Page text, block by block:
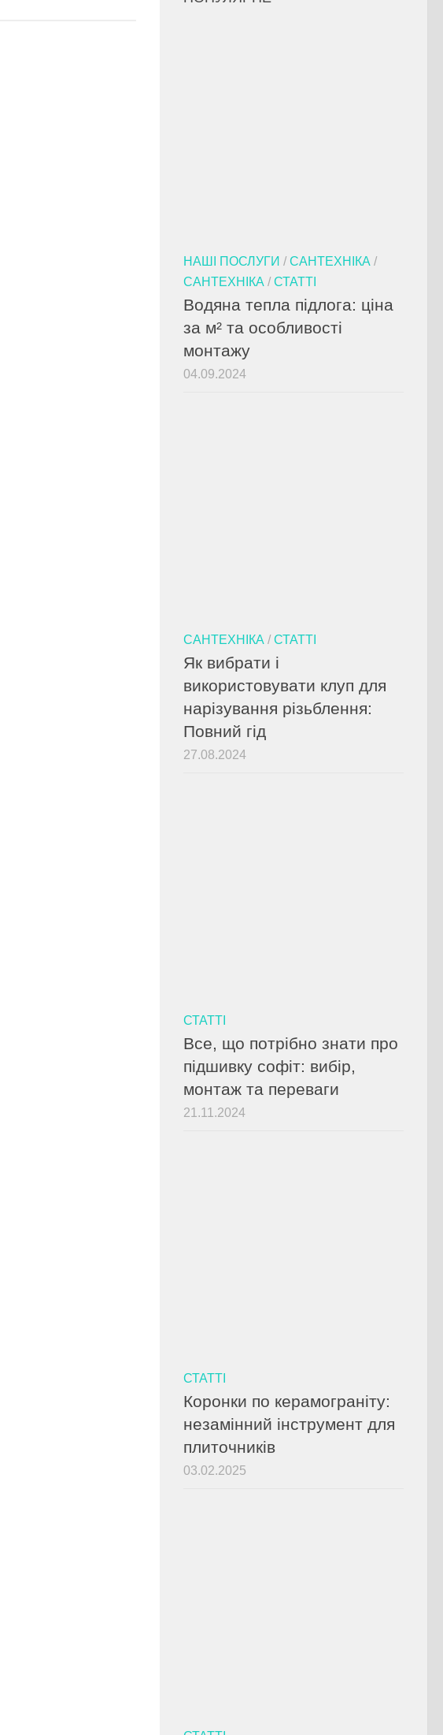
НАШІ ПОСЛУГИ / САНТЕХНІКА /
САНТЕХНІКА / СТАТТІ
Водяна тепла підлога: ціна
за м² та особливості
монтажу
04.09.2024
САНТЕХНІКА / СТАТТІ
Як вибрати і
використовувати клуп для
нарізування різьблення:
Повний гід
27.08.2024
СТАТТІ
Все, що потрібно знати про
підшивку софіт: вибір,
монтаж та переваги
21.11.2024
СТАТТІ
Коронки по керамограніту:
незамінний інструмент для
плиточників
03.02.2025